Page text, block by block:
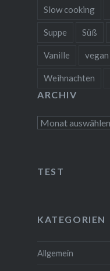
Slow cooking
Suppe Süß
Vanille vegan
Weihnachten
ARCHIV
Archiv
TEST
KATEGORIEN
Allgemein